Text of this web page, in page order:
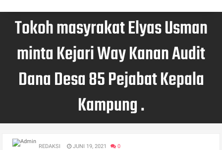
Tokoh masyrakat Elyas Usman
minta Kejari Way Kanan Audit
Dana Desa 85 Pejabat Kepala
Kampung .
REDAKSI JUNI 19, 2021 0